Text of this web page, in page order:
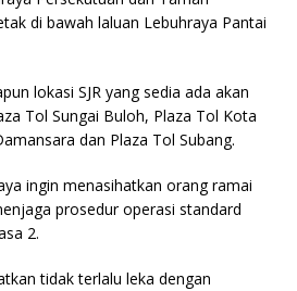
di bawah laluan Lebuhraya Pantai
lokasi SJR yang sedia ada akan
Tol Sungai Buloh, Plaza Tol Kota
dan Plaza Tol Subang.
ingin menasihatkan orang ramai
prosedur operasi standard
2.
tidak terlalu leka dengan